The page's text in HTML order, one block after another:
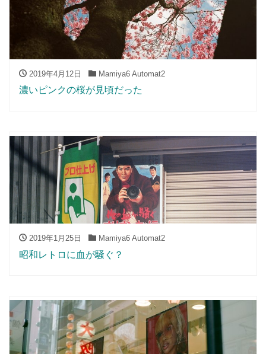
2019年4月12日 Mamiya6 Automat2
濃いピンクの桜が見頃だった
2019年1月25日 Mamiya6 Automat2
昭和レトロに血が騒ぐ？